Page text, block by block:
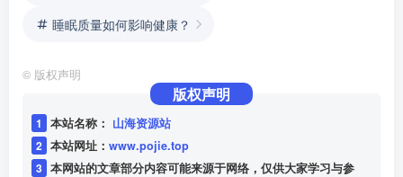
睡眠质量如何影响健康？
© 版权声明
版权声明
1 本站名称： 山海资源站
2 本站网址： www.pojie.top
3 本网站的文章部分内容可能来源于网络，仅供大家学习与参